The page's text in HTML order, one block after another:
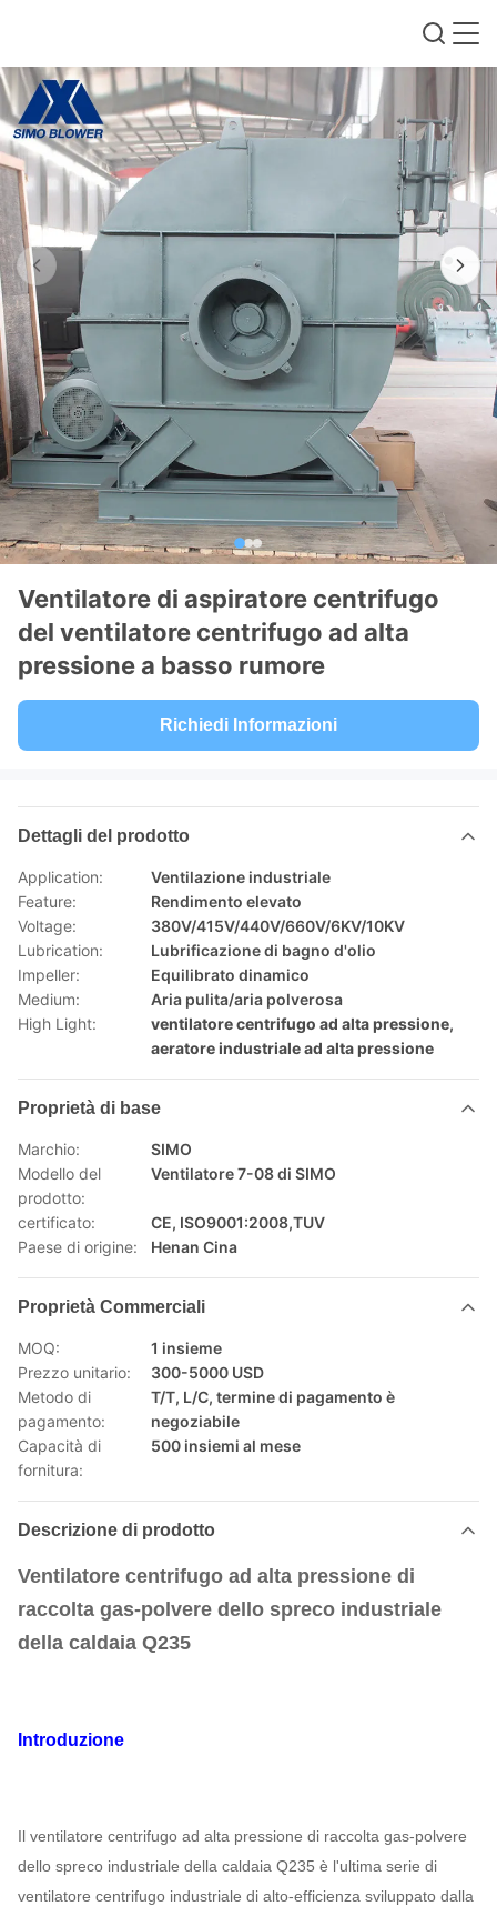
Ventilatore di aspiratore centrifugo
del ventilatore centrifugo ad alta
pressione a basso rumore
Richiedi Informazioni
Dettagli del prodotto
Application:
Ventilazione industriale
Feature:
Rendimento elevato
Voltage:
380V/415V/440V/660V/6KV/10KV
Lubrication:
Lubrificazione di bagno d'olio
Impeller:
Equilibrato dinamico
Medium:
Aria pulita/aria polverosa
High Light:
ventilatore centrifugo ad alta pressione,
aeratore industriale ad alta pressione
Proprietà di base
Marchio:
SIMO
Modello del
prodotto:
Ventilatore 7-08 di SIMO
certificato:
CE, ISO9001:2008,TUV
Paese di origine:
Henan Cina
Proprietà Commerciali
MOQ:
1 insieme
Prezzo unitario:
300-5000 USD
Metodo di
pagamento:
T/T, L/C, termine di pagamento è
negoziabile
Capacità di
fornitura:
500 insiemi al mese
Descrizione di prodotto
Ventilatore centrifugo ad alta pressione di
raccolta gas-polvere dello spreco industriale
della caldaia Q235
Introduzione
Il ventilatore centrifugo ad alta pressione di raccolta gas-polvere
dello spreco industriale della caldaia Q235 è l'ultima serie di
ventilatore centrifugo industriale di alto-efficienza sviluppato dalla